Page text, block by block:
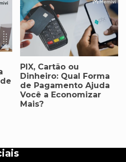
PIX, Cartão ou
Dinheiro: Qual Forma
de Pagamento Ajuda
Você a Economizar
Mais?